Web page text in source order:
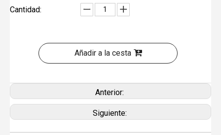
Cantidad:
Añadir a la cesta
Anterior:
Siguiente: